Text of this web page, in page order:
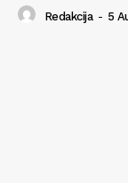
Redakcija - 5